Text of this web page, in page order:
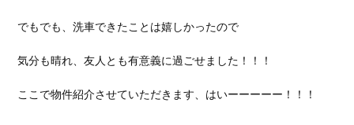
でもでも、洗車できたことは嬉しかったので
気分も晴れ、友人とも有意義に過ごせました！！！
ここで物件紹介させていただきます、はいーーーーー！！！